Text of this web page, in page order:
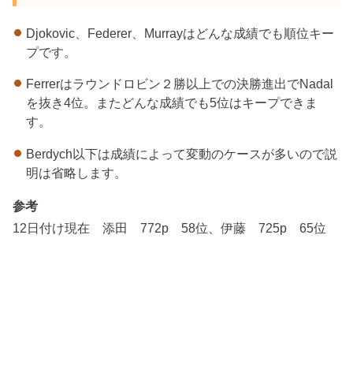
Djokovic、Federer、Murrayはどんな成績でも順位キー
プです。
Ferrerはラウンドロビン２勝以上での決勝進出でNadal
を抜き4位。またどんな成績でも5位はキープできま
す。
Berdych以下は成績によって変動のケースが多いので説
明は省略します。
参考
12日付け現在 添田 772p 58位、伊藤 725p 65位